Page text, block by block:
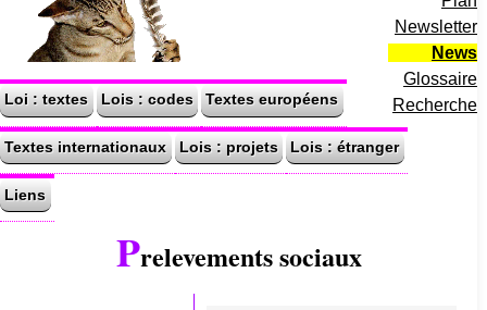
Newsletter
News
Glossaire
Recherche
Loi : textes Lois : codes Textes européens
Textes internationaux Lois : projets Lois : étranger
Liens
Prelevements sociaux